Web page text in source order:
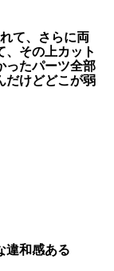
て、さらに両
、その上カット
ったパーツ全部
だけどどこが弱
違和感ある